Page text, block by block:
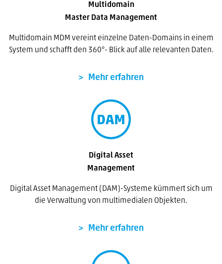
Multidomain
Master Data Management
Multidomain MDM vereint einzelne Daten-Domains in einem
System und schafft den 360°- Blick auf alle relevanten Daten.
Mehr erfahren
Digital Asset
Management
Digital Asset Management (DAM)-Systeme kümmert sich um
die Verwaltung von multimedialen Objekten.
Mehr erfahren